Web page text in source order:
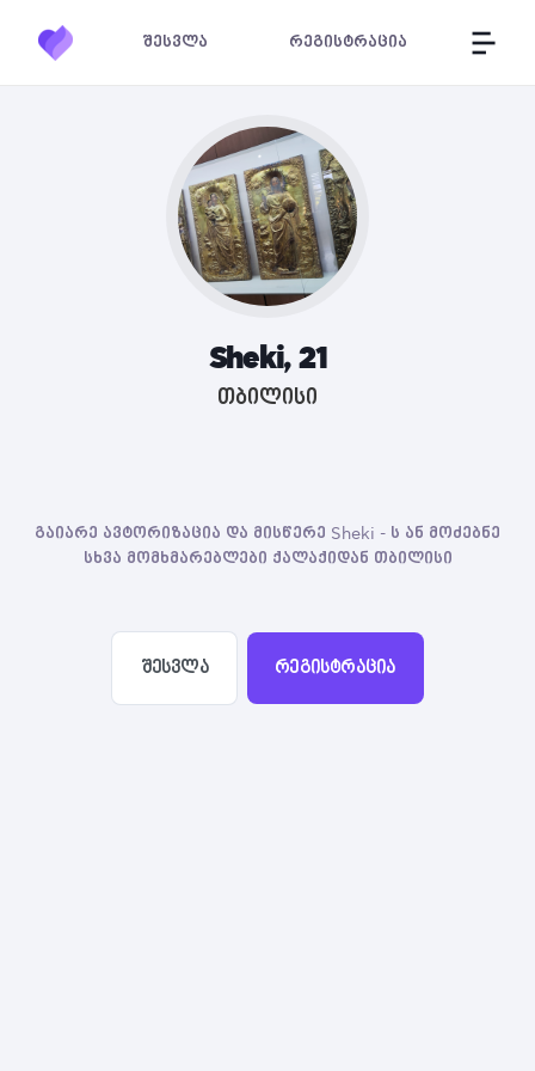
შესვლა რეგისტრაცია
Sheki, 21
თბილისი
გაიარე ავტორიზაცია და მისწერე Sheki - ს ან მოძებნე
სხვა მომხმარებლები ქალაქიდან თბილისი
შესვლა რეგისტრაცია